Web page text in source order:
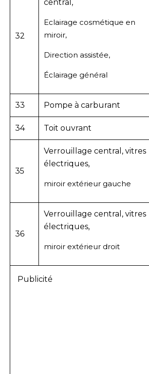
32
central,
Eclairage cosmétique en
miroir,
Direction assistée,
Éclairage général
33 Pompe à carburant
34 Toit ouvrant
35
Verrouillage central, vitres
électriques,
miroir extérieur gauche
36
Verrouillage central, vitres
électriques,
miroir extérieur droit
Publicité